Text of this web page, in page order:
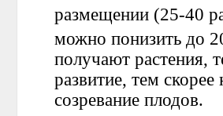
размещении (25-40
можно понизить до
получают растения,
развитие, тем скорее
созревание плодов.